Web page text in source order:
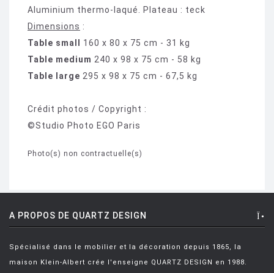
Aluminium thermo-laqué. Plateau : teck
Dimensions :
Table small 160 x 80 x 75 cm - 31 kg
Table medium 240 x 98 x 75 cm - 58 kg
Table large 295 x 98 x 75 cm - 67,5 kg
Crédit photos / Copyright :
©Studio Photo EGO Paris
Photo(s) non contractuelle(s)
A PROPOS DE QUARTZ DESIGN
Spécialisé dans le mobilier et la décoration depuis 1865, la
maison Klein-Albert crée l'enseigne QUARTZ DESIGN en 1988.